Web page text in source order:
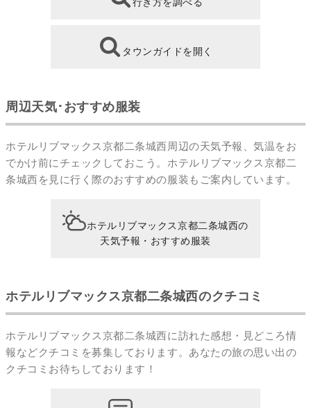
タウンガイドを開く
周辺天気･おすすめ服装
ホテルリブマックス京都二条城西周辺の天気予報、気温をお
でかけ前にチェックしておこう。ホテルリブマックス京都二
条城西を見に行く際のおすすめの服装もご案内しています。
ホテルリブマックス京都二条城西の
天気予報・おすすめ服装
ホテルリブマックス京都二条城西のクチコミ
ホテルリブマックス京都二条城西に訪れた感想・見どころ情
報などクチコミを募集しております。あなたの旅の思い出の
クチコミ お待ちしております！